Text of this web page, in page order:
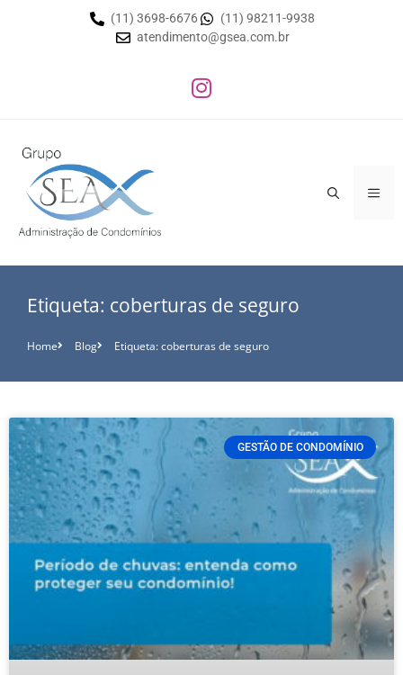
(11) 3698-6676
(11) 98211-9938
atendimento@gsea.com.br
Etiqueta: coberturas de seguro
Home Blog Etiqueta: coberturas de seguro
GESTÃO DE CONDOMÍNIO